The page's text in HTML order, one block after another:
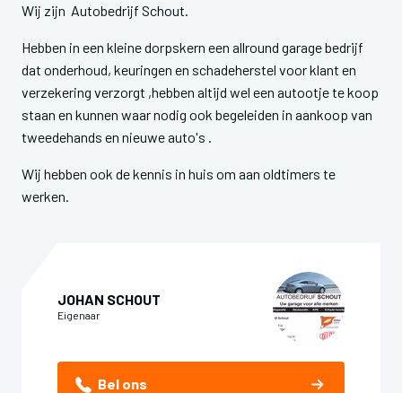
Wij zijn Autobedrijf Schout.
Hebben in een kleine dorpskern een allround garage bedrijf
dat onderhoud, keuringen en schadeherstel voor klant en
verzekering verzorgt ,hebben altijd wel een autootje te koop
staan en kunnen waar nodig ook begeleiden in aankoop van
tweedehands en nieuwe auto's .
Wij hebben ook de kennis in huis om aan oldtimers te
werken.
JOHAN SCHOUT
Eigenaar
Bel ons